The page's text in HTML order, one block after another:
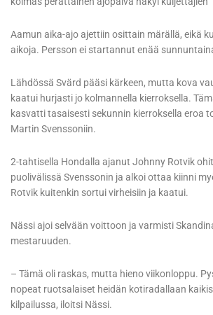
Aamun aika-ajo ajettiin osittain märällä, eikä
aikoja. Persson ei startannut enää
Lähdössä Svärd pääsi kärkeen, mutta kova
kaatui hurjasti jo kolmannella kierroksella.
kasvatti tasaisesti sekunnin kierroksella eroa
Martin Svenssoniin.
2-tahtisella Hondalla ajanut Johnny Rotvik
puolivälissä Svenssonin ja alkoi ottaa kiinni
Rotvik kuitenkin sortui virheisiin ja kaatui.
Nässi ajoi selvään voittoon ja varmisti
mestaruuden.
– Tämä oli raskas, mutta hieno viikonloppu.
nopeat ruotsalaiset heidän kotiradallaan
kilpailussa, iloitsi Nässi.